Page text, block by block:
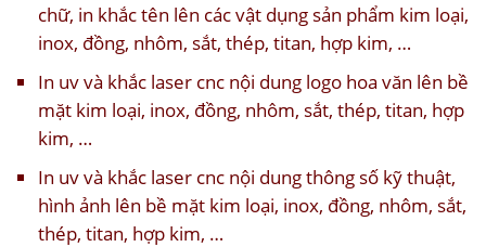
chữ, in khắc tên lên các vật dụng sản phẩm kim loại,
inox, đồng, nhôm, sắt, thép, titan, hợp kim, …
In uv và khắc laser cnc nội dung logo hoa văn lên bề
mặt kim loại, inox, đồng, nhôm, sắt, thép, titan, hợp
kim, …
In uv và khắc laser cnc nội dung thông số kỹ thuật,
hình ảnh lên bề mặt kim loại, inox, đồng, nhôm, sắt,
thép, titan, hợp kim, …